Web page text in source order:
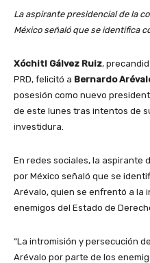
La aspirante presidencial de la
México señaló que se identifica
Xóchitl Gálvez Ruiz,
PRD, felicitó a Bernardo
posesión como nuevo
de este lunes tras intentos de
investidura.
En redes sociales, la aspirante
por México señaló que se
Arévalo, quien se enfrentó a la
enemigos del Estado de
“La intromisión y persecución
Arévalo por parte de los